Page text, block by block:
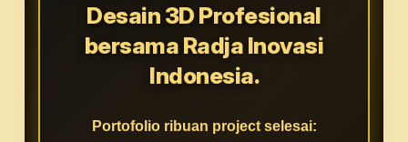
Desain 3D Profesional
bersama Radja Inovasi
Indonesia.
Portofolio ribuan project selesai: